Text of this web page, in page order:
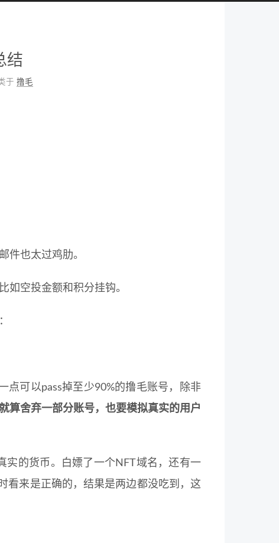
结
于 撸毛
件也太过鸡肋。
如空投金额和积分挂钩。
点可以pass掉至少90%的撸毛账号，除非
就算舍弃一部分账号，也要模拟真实的用户
实的货币。白嫖了一个NFT域名，还有一
看来是正确的，结果是两边都没吃到，这